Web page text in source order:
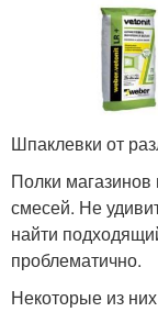
Шпаклевки от
Полки
смесей. Не
найти
проблематично.
Некоторые из